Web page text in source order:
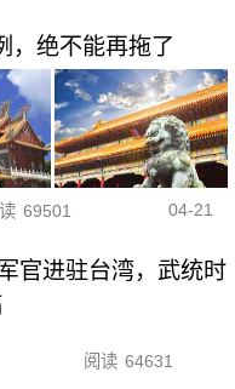
，绝不能再拖了
69501 04-21
官进驻台湾，武统时
阅读 64631